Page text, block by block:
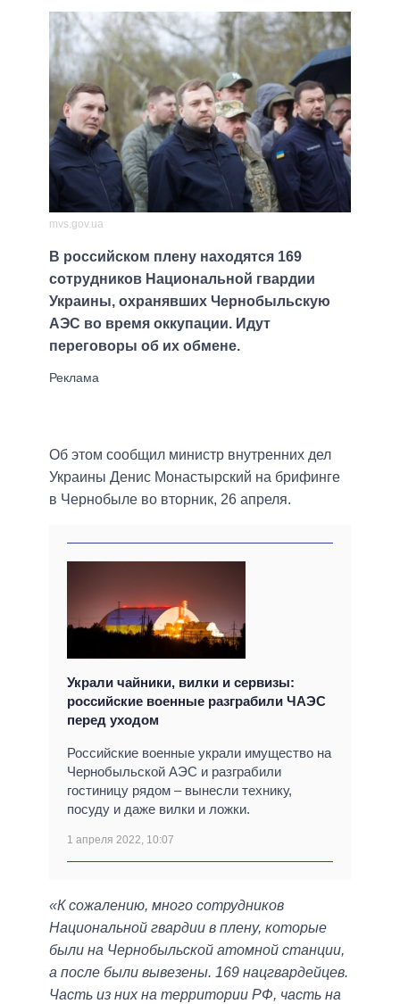
mvs.gov.ua
В российском плену находятся 169
сотрудников Национальной гвардии
Украины, охранявших Чернобыльскую
АЭС во время оккупации. Идут
переговоры об их обмене.
Об этом сообщил министр внутренних дел
Украины Денис Монастырский на брифинге
в Чернобыле во вторник, 26 апреля.
Украли чайники, вилки и сервизы:
российские военные разграбили ЧАЭС
перед уходом
Российские военные украли имущество на
Чернобыльской АЭС и разграбили
гостиницу рядом – вынесли технику,
посуду и даже вилки и ложки.
1 апреля 2022, 10:07
«К сожалению, много сотрудников
Национальной гвардии в плену, которые
были на Чернобыльской атомной станции,
а после были вывезены. 169 нацгвардейцев.
Часть из них на территории РФ, часть на